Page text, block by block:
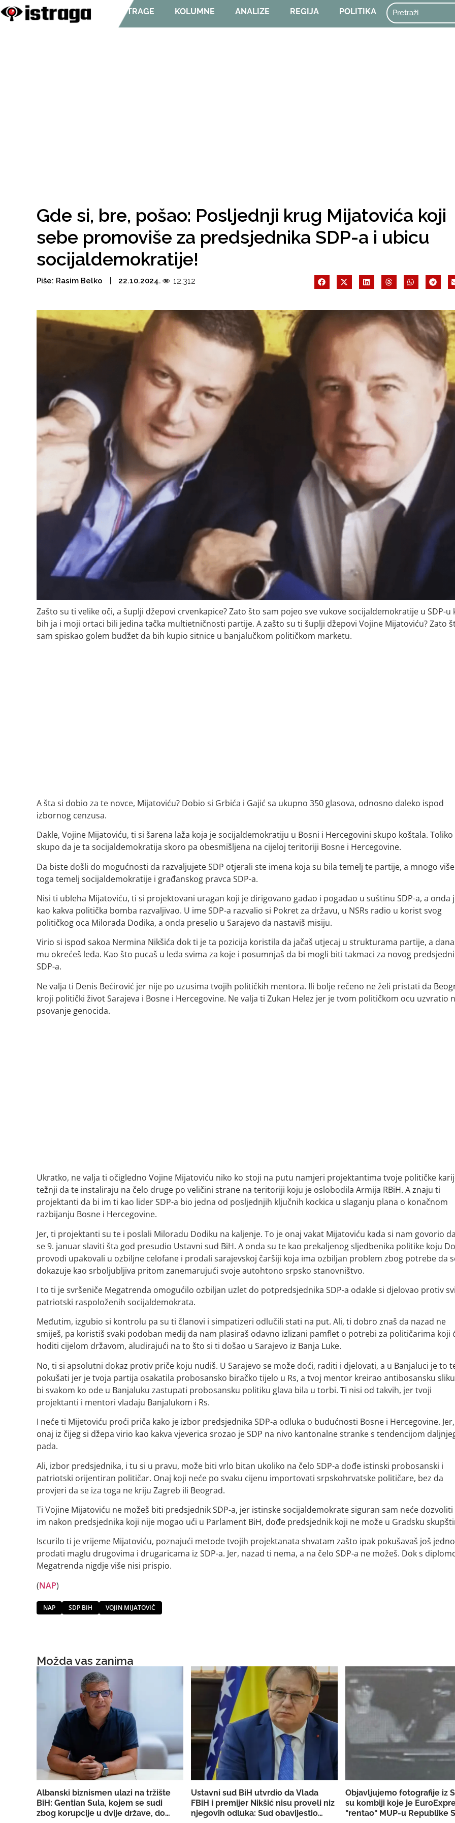
ISTRAGE KOLUMNE ANALIZE REGIJA POLITIKA
Gde si, bre, pošao: Posljednji krug Mijatovića koji
sebe promoviše za predsjednika SDP-a i ubicu
socijaldemokratije!
Piše: Rasim Belko 22.10.2024. 12.312
Zašto su ti velike oči, a šuplji džepovi crvenkapice? Zato što sam pojeo sve vukove socijaldemokratije u SDP-u
bih ja i moji ortaci bili jedina tačka multietničnosti partije. A zašto su ti šuplji džepovi Vojine Mijatoviću? Zato
sam spiskao golem budžet da bih kupio sitnice u banjalučkom političkom marketu.
A šta si dobio za te novce, Mijatoviću? Dobio si Grbića i Gajić sa ukupno 350 glasova, odnosno daleko ispod
izbornog cenzusa.
Dakle, Vojine Mijatoviću, ti si šarena laža koja je socijaldemokratiju u Bosni i Hercegovini skupo koštala. Toliko
skupo da je ta socijaldemokratija skoro pa obesmišljena na cijeloj teritoriji Bosne i Hercegovine.
Da biste došli do mogućnosti da razvaljujete SDP otjerali ste imena koja su bila temelj te partije, a mnogo
toga temelj socijaldemokratije i građanskog pravca SDP-a.
Nisi ti ubleha Mijatoviću, ti si projektovani uragan koji je dirigovano gađao i pogađao u suštinu SDP-a, a onda
kao kakva politička bomba razvaljivao. U ime SDP-a razvalio si Pokret za državu, u NSRs radio u korist svog
političkog oca Milorada Dodika, a onda preselio u Sarajevo da nastaviš misiju.
Virio si ispod sakoa Nermina Nikšića dok ti je ta pozicija koristila da jačaš utjecaj u strukturama partije, a
mu okrećeš leđa. Kao što pucaš u leđa svima za koje i posumnjaš da bi mogli biti takmaci za novog
SDP-a.
Ne valja ti Denis Bećirović jer nije po uzusima tvojih političkih mentora. Ili bolje rečeno ne želi pristati da
kroji politički život Sarajeva i Bosne i Hercegovine. Ne valja ti Zukan Helez jer je tvom političkom ocu uzvratio
psovanje genocida.
Ukratko, ne valja ti očigledno Vojine Mijatoviću niko ko stoji na putu namjeri projektantima tvoje političke
težnji da te instaliraju na čelo druge po veličini strane na teritoriji koju je oslobodila Armija RBiH. A znaju ti
projektanti da bi im ti kao lider SDP-a bio jedna od posljednjih ključnih kockica u slaganju plana o konačnom
razbijanju Bosne i Hercegovine.
Jer, ti projektanti su te i poslali Miloradu Dodiku na kaljenje. To je onaj vakat Mijatoviću kada si nam govorio
se 9. januar slaviti šta god presudio Ustavni sud BiH. A onda su te kao prekaljenog sljedbenika politike koju
provodi upakovali u ozbiljne celofane i prodali sarajevskoj čaršiji koja ima ozbiljan problem zbog potrebe da
dokazuje kao srboljubljiva pritom zanemarujući svoje autohtono srpsko stanovništvo.
I to ti je svršeniče Megatrenda omogućilo ozbiljan uzlet do potpredsjednika SDP-a odakle si djelovao protiv
patriotski raspoloženih socijaldemokrata.
Međutim, izgubio si kontrolu pa su ti članovi i simpatizeri odlučili stati na put. Ali, ti dobro znaš da nazad ne
smiješ, pa koristiš svaki podoban medij da nam plasiraš odavno izlizani pamflet o potrebi za političarima koji
hoditi cijelom državom, aludirajući na to što si ti došao u Sarajevo iz Banja Luke.
No, ti si apsolutni dokaz protiv priče koju nudiš. U Sarajevo se može doći, raditi i djelovati, a u Banjaluci je to
pokušati jer je tvoja partija osakatila probosansko biračko tijelo u Rs, a tvoj mentor kreirao antibosansku
bi svakom ko ode u Banjaluku zastupati probosansku politiku glava bila u torbi. Ti nisi od takvih, jer tvoji
projektanti i mentori vladaju Banjalukom i Rs.
I neće ti Mijetoviću proći priča kako je izbor predsjednika SDP-a odluka o budućnosti Bosne i Hercegovine. Jer,
onaj iz čijeg si džepa virio kao kakva vjeverica srozao je SDP na nivo kantonalne stranke s tendencijom
pada.
Ali, izbor predsjednika, i tu si u pravu, može biti vrlo bitan ukoliko na čelo SDP-a dođe istinski probosanski i
patriotski orijentiran političar. Onaj koji neće po svaku cijenu importovati srpskohrvatske političare, bez da
provjeri da se iza toga ne kriju Zagreb ili Beograd.
Ti Vojine Mijatoviću ne možeš biti predsjednik SDP-a, jer istinske socijaldemokrate siguran sam neće dozvoliti
im nakon predsjednika koji nije mogao ući u Parlament BiH, dođe predsjednik koji ne može u Gradsku
Iscurilo ti je vrijeme Mijatoviću, poznajući metode tvojih projektanata shvatam zašto ipak pokušavaš još
prodati maglu drugovima i drugaricama iz SDP-a. Jer, nazad ti nema, a na čelo SDP-a ne možeš. Dok s
Megatrenda nigdje više nisi prispio.
(NAP)
NAP SDP BIH VOJIN MIJATOVIĆ
Možda vas zanima
Albanski biznismen ulazi na tržište
BiH: Gentian Sula, kojem se sudi
zbog korupcije u dvije države, dobio
Ustavni sud BiH utvrdio da Vlada
FBiH i premijer Nikšić nisu proveli niz
njegovih odluka: Sud obavijestio
Objavljujemo fotografije iz
su kombiji koje je
"rentao" MUP-u Republike